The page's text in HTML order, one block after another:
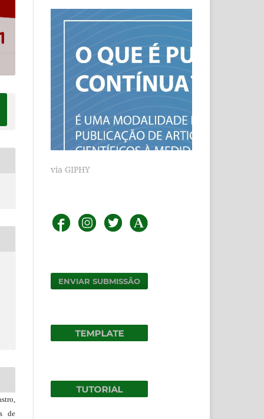
de
via GIPHY
ENVIAR SUBMISSÃO